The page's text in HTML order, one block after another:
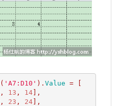
( 'A7:D10' ). Value =
, 13 , 14],
, 23 , 24],